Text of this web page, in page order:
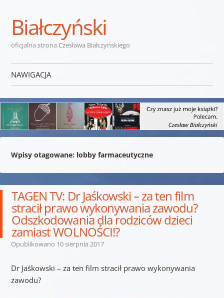
Białczyński
oficjalna strona Czesława Białczyńskiego
NAWIGACJA
Wpisy otagowane: lobby farmaceutyczne
TAGEN TV: Dr Jaśkowski – za ten film
stracił prawo wykonywania zawodu?
Odszkodowania dla rodziców dzieci
zamiast WOLNOŚCI!?
Opublikowano 10 sierpnia 2017
Dr Jaśkowski – za ten film stracił prawo wykonywania
zawodu?